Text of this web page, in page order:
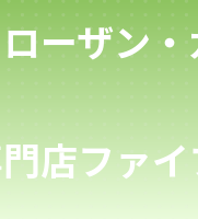
ーザン
店ファ